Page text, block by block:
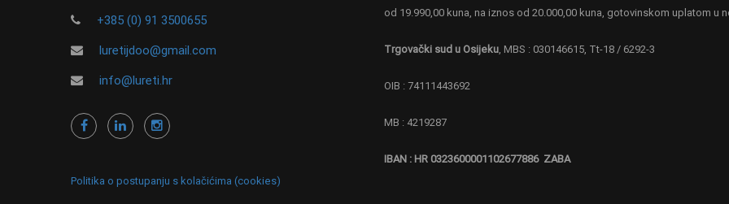
+385 (0) 91 3500655
luretijdoo@gmail.com
info@lureti.hr
od 19.990,00 kuna, na iznos od 20.000,00 kuna, gotovinskom uplatom u
Trgovački sud u Osijeku, MBS : 030146615, Tt-18 / 6292-3
OIB : 74111443692
MB : 4219287
IBAN : HR 0323600001102677886 ZABA
Politika o postupanju s kolačićima (cookies)